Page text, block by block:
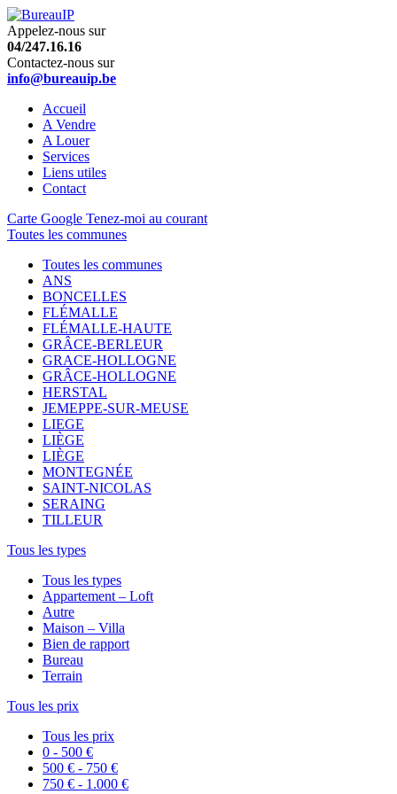
Appelez-nous sur
04/247.16.16
Contactez-nous sur
info@bureauip.be
Accueil
A Vendre
A Louer
Services
Liens utiles
Contact
Carte Google Tenez-moi au courant
Toutes les communes
Toutes les communes
ANS
BONCELLES
FLÉMALLE
FLÉMALLE-HAUTE
GRÂCE-BERLEUR
GRACE-HOLLOGNE
GRÂCE-HOLLOGNE
HERSTAL
JEMEPPE-SUR-MEUSE
LIEGE
LIÈGE
LIÈGE
MONTEGNÉE
SAINT-NICOLAS
SERAING
TILLEUR
Tous les types
Tous les types
Appartement – Loft
Autre
Maison – Villa
Bien de rapport
Bureau
Terrain
Tous les prix
Tous les prix
0 - 500 €
500 € - 750 €
750 € - 1.000 €